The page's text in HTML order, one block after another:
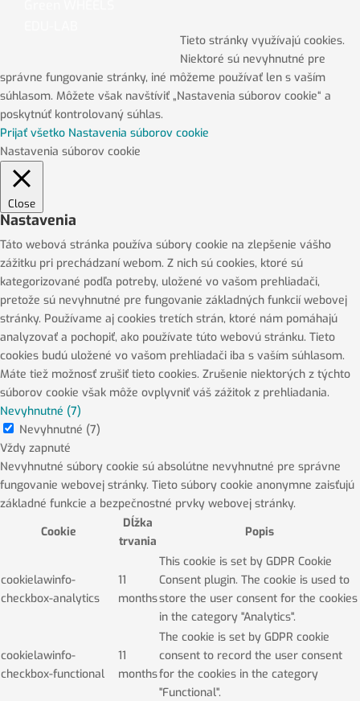
Tieto stránky využívajú cookies.
Niektoré sú nevyhnutné pre
správne fungovanie stránky, iné môžeme používať len s vaším
súhlasom. Môžete však navštíviť „Nastavenia súborov cookie“ a
poskytnúť kontrolovaný súhlas.
Prijať všetko Nastavenia súborov cookie
Nastavenia súborov cookie
Close
Nastavenia
Táto webová stránka používa súbory cookie na zlepšenie vášho
zážitku pri prechádzaní webom. Z nich sú cookies, ktoré sú
kategorizované podľa potreby, uložené vo vašom prehliadači,
pretože sú nevyhnutné pre fungovanie základných funkcií webovej
stránky. Používame aj cookies tretích strán, ktoré nám pomáhajú
analyzovať a pochopiť, ako používate túto webovú stránku. Tieto
cookies budú uložené vo vašom prehliadači iba s vaším súhlasom.
Máte tiež možnosť zrušiť tieto cookies. Zrušenie niektorých z týchto
súborov cookie však môže ovplyvniť váš zážitok z prehliadania.
Nevyhnutné (7)
Nevyhnutné (7)
Vždy zapnuté
Nevyhnutné súbory cookie sú absolútne nevyhnutné pre správne
fungovanie webovej stránky. Tieto súbory cookie anonymne zaisťujú
základné funkcie a bezpečnostné prvky webovej stránky.
Cookie
Dĺžka
trvania
Popis
cookielawinfo-
checkbox-analytics
11
months
This cookie is set by GDPR Cookie
Consent plugin. The cookie is used to
store the user consent for the cookies
in the category "Analytics".
cookielawinfo-
checkbox-functional
11
months
The cookie is set by GDPR cookie
consent to record the user consent
for the cookies in the category
"Functional".